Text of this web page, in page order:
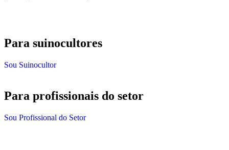
Para suinocultores
Sou Suinocultor
Para profissionais do setor
Sou Profissional do Setor